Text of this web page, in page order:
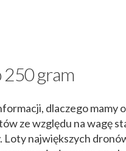
gram
dlaczego mamy
ze względu na wagę
Loty największych